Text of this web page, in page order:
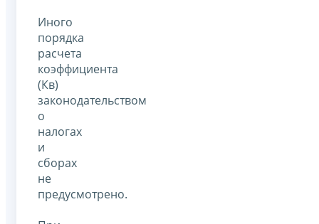
Иного
порядка
расчета
коэффициента
(Кв)
законодательством
о
налогах
и
сборах
не
предусмотрено.